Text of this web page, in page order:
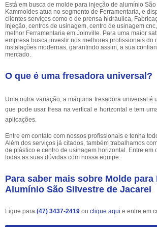
Está em busca de molde para injeção de alumínio
Kammoldes atua no segmento de Ferramentaria, e
clientes serviços como o de prensa hidráulica,
Injeção, centros de usinagem, centro de usinagem
melhor Ferramentaria em Joinville. Para uma maior
empresa busca investir nos melhores profissionais do
instalações modernas, garantindo assim, a sua
mercado.
O que é uma fresadora universal?
Uma outra variação, a máquina fresadora universal é
que pode usar fresa na vertical e horizontal e tem
aplicações.
Entre em contato com nossos profissionais e tenha
Além dos serviços já citados, também trabalhamos
de plástico e centro de usinagem horizontal. Entre em
todas as suas dúvidas com nossa equipe.
Para saber mais sobre Molde para
Alumínio São Silvestre de Jacarei
Ligue para (47) 3437-2419 ou clique aqui e entre em